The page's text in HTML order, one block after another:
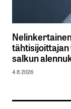
tähtisijoittajan
salkun
4.8.2026